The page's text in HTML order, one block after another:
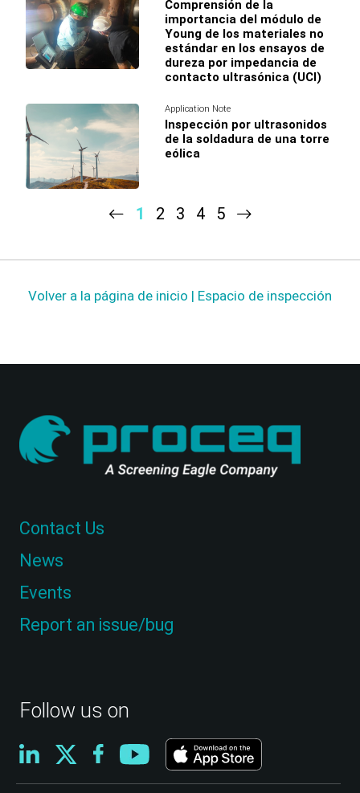
Comprensión de la
importancia del módulo de
Young de los materiales no
estándar en los ensayos de
dureza por impedancia de
contacto ultrasónica (UCI)
Application Note
Inspección por ultrasonidos
de la soldadura de una torre
eólica
1 2 3 4 5
Volver a la página de inicio | Espacio de inspección
Follow us on
Contact Us
News
Events
Report an issue/bug